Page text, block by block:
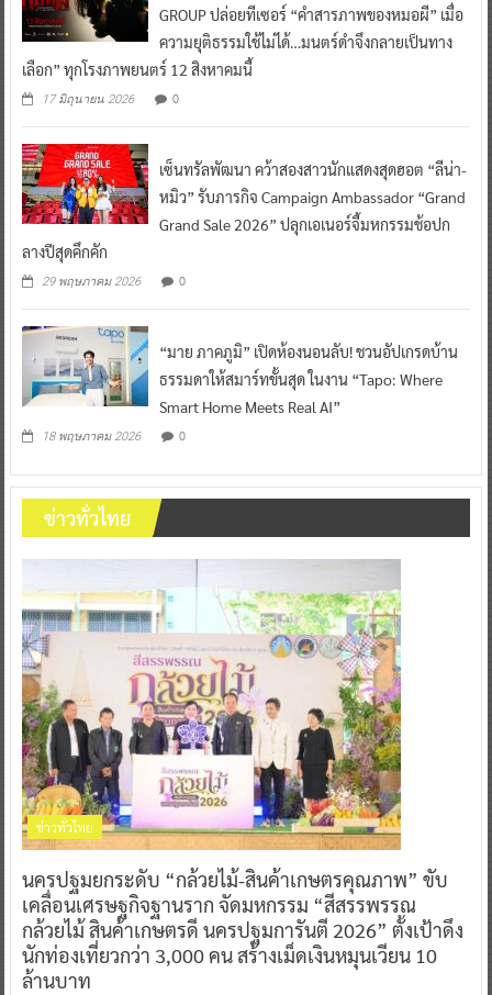
GROUP ปล่อยทีเซอร์ “คำสารภาพของหมอผี” เมื่อ
ความยุติธรรมใช้ไม่ได้…มนตร์ดำจึงกลายเป็นทาง
เลือก” ทุกโรงภาพยนตร์ 12 สิงหาคมนี้
17 มิถุนายน 2026 0
เซ็นทรัลพัฒนา คว้าสองสาวนักแสดงสุดฮอต “ลีน่า-
หมิว” รับภารกิจ Campaign Ambassador “Grand
Grand Sale 2026” ปลุกเอเนอร์จี้มหกรรมช้อปก
ลางปีสุดคึกคัก
29 พฤษภาคม 2026 0
“มาย ภาคภูมิ” เปิดห้องนอนลับ! ชวนอัปเกรดบ้าน
ธรรมดาให้สมาร์ทขั้นสุด ในงาน “Tapo: Where
Smart Home Meets Real AI”
18 พฤษภาคม 2026 0
ข่าวทั่วไทย
ข่าวทั่วไทย
นครปฐมยกระดับ “กล้วยไม้-สินค้าเกษตรคุณภาพ” ขับ
เคลื่อนเศรษฐกิจฐานราก จัดมหกรรม “สีสรรพรรณ
กล้วยไม้ สินค้าเกษตรดี นครปฐมการันตี 2026” ตั้งเป้าดึง
นักท่องเที่ยวกว่า 3,000 คน สร้างเม็ดเงินหมุนเวียน 10
ล้านบาท